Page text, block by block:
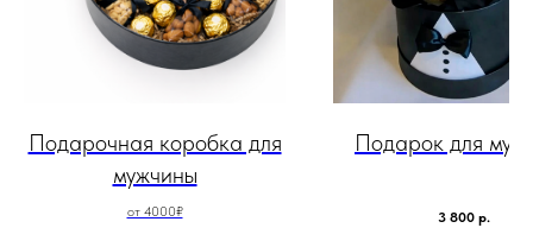
Подарочная коробка для
мужчины
от 4000₽
Подарок для
3 800 р.